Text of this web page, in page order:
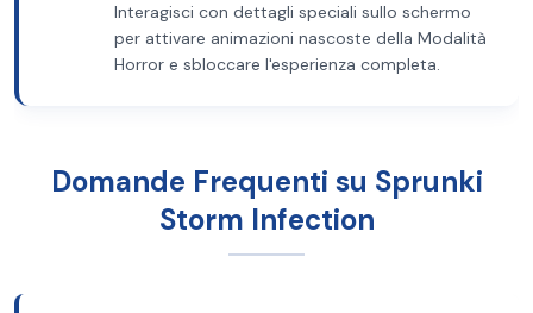
Interagisci con dettagli speciali sullo schermo
per attivare animazioni nascoste della Modalità
Horror e sbloccare l'esperienza completa.
Domande Frequenti su Sprunki
Storm Infection